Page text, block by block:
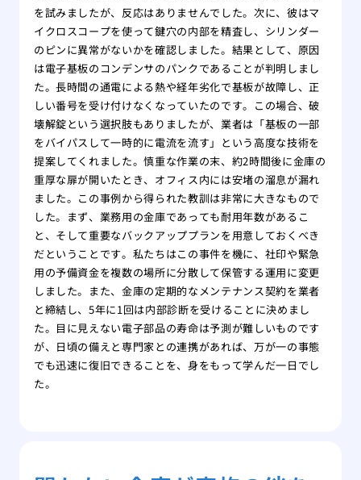
を試みましたが、反応はありませんでした。次に、彼はマ
イクロスコープを使って鍵穴の内部を精査し、シリンダー
のピンに異常がないかを確認しました。結果として、原因
は電子基板のコンデンサのパンクであることが判明しまし
た。長時間の通電による熱や経年劣化で基板が故障し、正
しい番号を受け付けなくなっていたのです。この場合、破
壊解錠という選択肢もありましたが、業者は「基板の一部
をバイパスして一時的に電流を流す」という高度な技術を
提案してくれました。慎重な作業の末、約2時間後に金庫の
重厚な扉が開いたとき、オフィス内には安堵の溜息が漏れ
ました。この事例から得られた教訓は非常に大きなもので
した。まず、業務用の金庫であっても耐用年数があるこ
と、そして重要なバックアッププランを用意しておくべき
だということです。私たちはこの事件を機に、社印や緊急
用の予備資金を複数の場所に分散して保管する運用に変更
しました。また、金庫の定期的なメンテナンス契約を業者
と締結し、5年に1回は内部診断を受けることに決めまし
た。目に見えない電子部品の寿命は予測が難しいものです
が、日頃の備えと専門家との連携があれば、万が一の事態
でも迅速に復旧できることを、身をもって学んだ一日でし
た。